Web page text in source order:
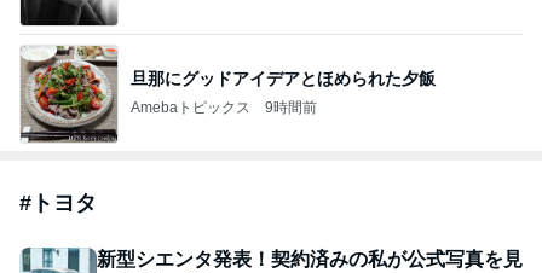
旦那にグッドアイデアとほめられた夕飯
Amebaトピックス 9時間前
# トヨタ
新型シエンタ発表！契約済みの私が公式写真を見